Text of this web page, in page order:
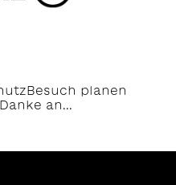
Besuch planen
Danke an...